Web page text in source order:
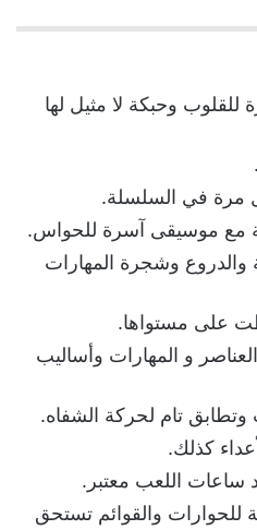
وحبكة لا مثيل لها
مرة في السلسلة.
مع موسيقى آسرة للحواس.
والدروع وشجرة المهارات
على مستواها.
و المهارات وأساليب
تام لحركة الشفاه.
كذلك.
ساعات اللعب معتبر.
للحوارات والقوائم تستحق